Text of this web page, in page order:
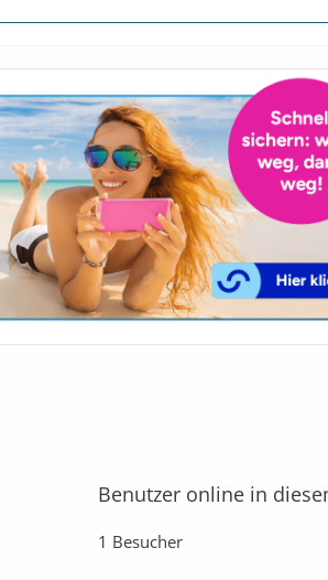
Benutzer online in
1 Besucher